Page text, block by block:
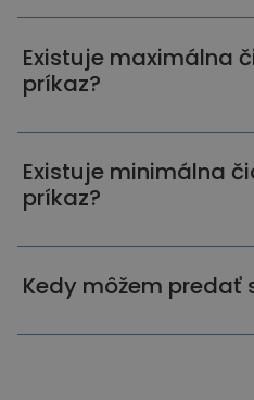
Existuje maximálna
príkaz?
Existuje minimálna
príkaz?
Kedy môžem predať